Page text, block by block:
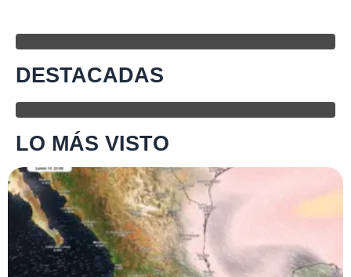
DESTACADAS
LO MÁS VISTO